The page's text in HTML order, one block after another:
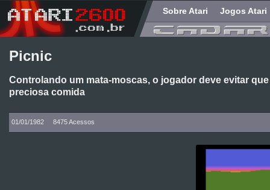
Sobre Atari Jogos Atari
Picnic
Controlando um mata-moscas, o jogador deve evitar
preciosa comida
01/01/1982 8475 Acessos